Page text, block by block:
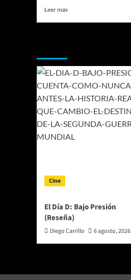
Leer másLeer
Cine
El Día D: Bajo Presión
(Reseña)
Diego Carrillo 6 agosto, 2026